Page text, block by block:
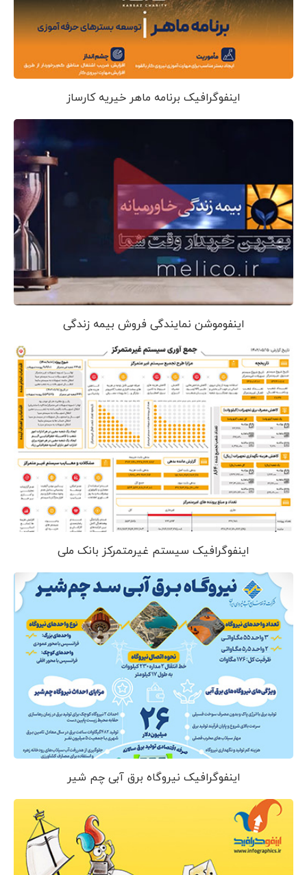
اینفوگرافیک برنامه ماهر خیریه کارساز
اینفوموشن نمایندگی فروش بیمه زندگی
اینفوگرافیک سیستم غیرمتمرکز بانک ملی
اینفوگرافیک نیروگاه برق آبی چم شیر